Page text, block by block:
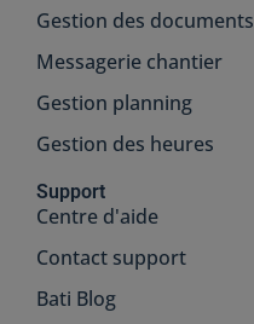
Gestion des documents
Messagerie chantier
Gestion planning
Gestion des heures
Support
Centre d'aide
Contact support
Bati Blog